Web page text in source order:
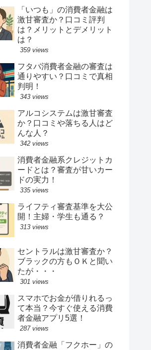
「いつも」の消費者金融は
激甘審査か？口コミ評判
は？メリットとデメリット
は？
359 views
フタバ消費者金融の審査は
通りやすい？口コミで真相
判明！
343 views
アルコシステムは激甘審査
か？口コミや落ちる人はど
んな人？
342 views
消費者金融系クレジットカ
ードとは？審査が甘いカー
ドの実力！
335 views
ライフティ審査基準を大公
開！主婦・学生も通る？
313 views
セントラルは激甘審査か？
ブラックの方もＯＫと聞い
たが・・・
301 views
スマホでお金が借りれるっ
て本当？今すぐ使える消費
者金融アプリ5選！
287 views
消費者金融「フクホー」の